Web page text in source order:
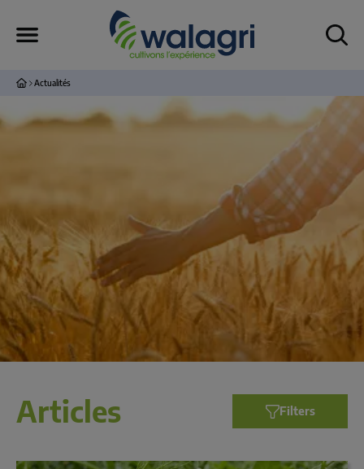
Actualités
Articles Filters